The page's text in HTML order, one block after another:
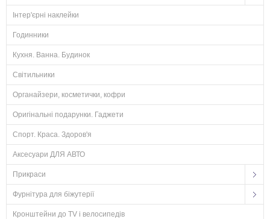
Інтер'єрні наклейки
Годинники
Кухня. Ванна. Будинок
Світильники
Органайзери, косметички, кофри
Оригінальні подарунки. Гаджети
Спорт. Краса. Здоров'я
Аксесуари ДЛЯ АВТО
Прикраси
Фурнітура для біжутерії
Кронштейни до TV і велосипедів